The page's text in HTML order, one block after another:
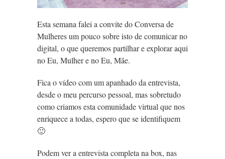
Esta semana falei a convite do Conversa de
Mulheres um pouco sobre isto de comunicar no
digital, o que queremos partilhar e explorar aqui
no Eu, Mulher e no Eu, Mãe.
Fica o vídeo com um apanhado da entrevista,
desde o meu percurso pessoal, mas sobretudo
como criamos esta comunidade virtual que nos
enriquece a todas, espero que se identifiquem
🙂
Podem ver a entrevista completa na box, nas